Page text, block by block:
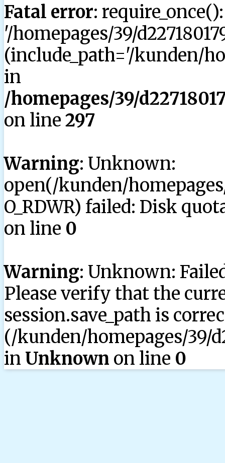
Fatal error:
'/homepages/39/
(include_path='/kunden/
in
/homepages/39/
on line 297
Warning: Unknown:
open(/kunden/
O_RDWR) failed: Disk
on line 0
Warning: Unknown:
Please verify that the
session.save_path is
(/kunden/homepages/39/
in Unknown on line 0